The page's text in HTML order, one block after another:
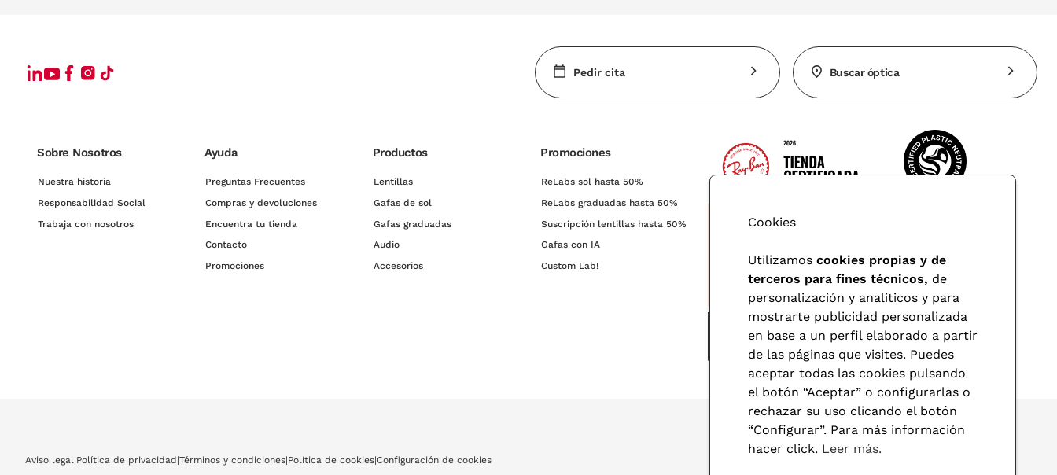
Pedir cita Buscar óptica
Sobre Nosotros
Nuestra historia
Responsabilidad Social
Trabaja con nosotros
Ayuda
Preguntas Frecuentes
Compras y devoluciones
Encuentra tu tienda
Contacto
Promociones
Productos
Lentillas
Gafas de sol
Gafas graduadas
Audio
Accesorios
Promociones
ReLabs sol hasta 50%
ReLabs graduadas hasta 50%
Suscripción lentillas hasta 50%
Gafas con IA
Custom Lab!
Aviso legal|Política de privacidad |Términos y condiciones|Política de cookies|Configuración de cookies
Cookies
Utilizamos cookies propias y de
terceros para fines técnicos, de
personalización y analíticos y para
mostrarte publicidad personalizada
en base a un perfil elaborado a partir
de las páginas que visites. Puedes
aceptar todas las cookies pulsando
el botón “Aceptar” o configurarlas o
rechazar su uso clicando el botón
“Configurar”. Para más información
hacer click. Leer más.